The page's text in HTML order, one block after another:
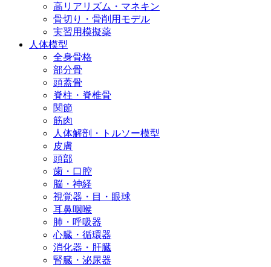
高リアリズム・マネキン
骨切り・骨削用モデル
実習用模擬薬
人体模型
全身骨格
部分骨
頭蓋骨
脊柱・脊椎骨
関節
筋肉
人体解剖・トルソー模型
皮膚
頭部
歯・口腔
脳・神経
視覚器・目・眼球
耳鼻咽喉
肺・呼吸器
心臓・循環器
消化器・肝臓
腎臓・泌尿器